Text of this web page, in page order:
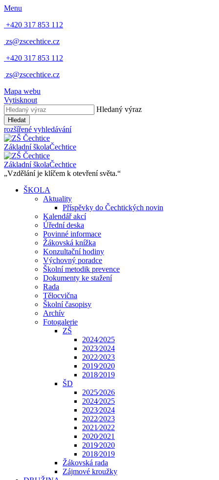
Menu
+420 317 853 112
zs@zscechtice.cz
+420 317 853 112
zs@zscechtice.cz
Mapa webu
Vytisknout
Hledaný výraz
Hledat
rozšířené vyhledávání
Základní školaČechtice
Základní školaČechtice
„Vzdělání je klíčem k otevření světa.“
ŠKOLA
Aktuality
Příspěvky do Čechtických novin
Kalendář akcí
Úřední deska
Povinné informace
Žákovská knížka
Konzultační hodiny
Výchovný poradce
Školní metodik prevence
Dokumenty ke stažení
Rada
Tělocvična
Školní časopisy
Archív
Fotogalerie
ZŠ
2024⁄2025
2023⁄2024
2022⁄2023
2019⁄2020
2018⁄2019
ŠD
2025⁄2026
2024⁄2025
2023⁄2024
2022⁄2023
2021⁄2022
2020⁄2021
2019⁄2020
2018⁄2019
Žákovská rada
Zájmové kroužky